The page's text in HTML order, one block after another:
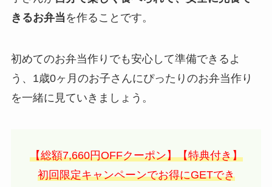
きるお弁当 を作ることです。
初めてのお弁当作りでも安心して準備できるよ
う、1歳0ヶ月のお子さんにぴったりのお弁当作り
を一緒に見ていきましょう。
【総額7,660円OFFクーポン】【特典付き】
初回限定キャンペーンでお得にGETでき